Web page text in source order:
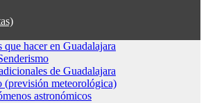
que hacer en Guadalajara
de Guadalajara
(previsión meteorológica)
astronómicos